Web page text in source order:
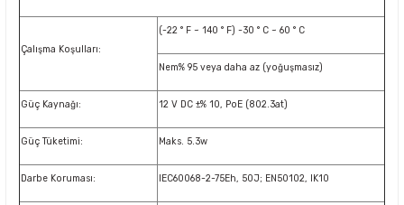
Çalışma Koşulları:
(-22 ° F ~ 140 ° F) -30 ° C ~ 60 ° C
Nem% 95 veya daha az (yoğuşmasız)
Güç Kaynağı: 12 V DC ±% 10, PoE (802.3at)
Güç Tüketimi: Maks. 5.3w
Darbe Koruması: IEC60068-2-75Eh, 50J; EN50102, IK10